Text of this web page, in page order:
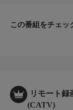
この番組をチェッ
リモート録
(CATV)